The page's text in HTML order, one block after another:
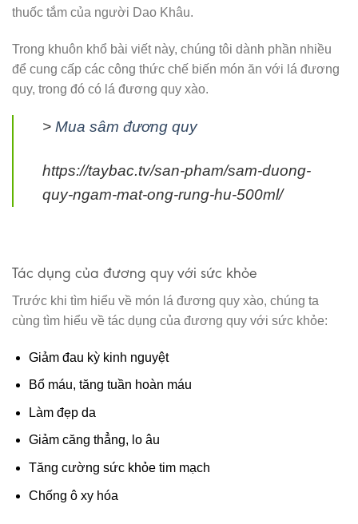
thuốc tắm của người Dao Khâu.
Trong khuôn khổ bài viết này, chúng tôi dành phần nhiều
để cung cấp các công thức chế biến món ăn với lá đương
quy, trong đó có lá đương quy xào.
> Mua sâm đương quy
https://taybac.tv/san-pham/sam-duong-
quy-ngam-mat-ong-rung-hu-500ml/
Tác dụng của đương quy với sức khỏe
Trước khi tìm hiểu về món lá đương quy xào, chúng ta
cùng tìm hiểu về tác dụng của đương quy với sức khỏe:
Giảm đau kỳ kinh nguyệt
Bổ máu, tăng tuần hoàn máu
Làm đẹp da
Giảm căng thẳng, lo âu
Tăng cường sức khỏe tim mạch
Chống ô xy hóa